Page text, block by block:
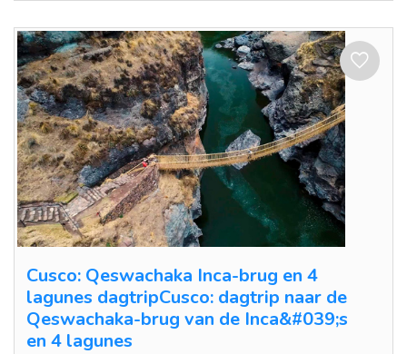
Cusco: Qeswachaka Inca-brug en 4
lagunes dagtripCusco: dagtrip naar de
Qeswachaka-brug van de Inca&#039;s
en 4 lagunes